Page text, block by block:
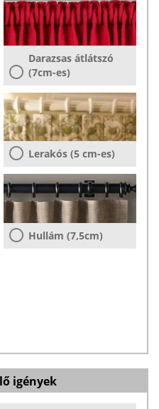
Darazsas átlátszó
(7cm-es)
Lerakós (5 cm-es)
Hullám (7,5cm)
igények